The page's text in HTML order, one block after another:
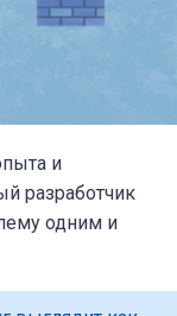
и
разработчик
одним и